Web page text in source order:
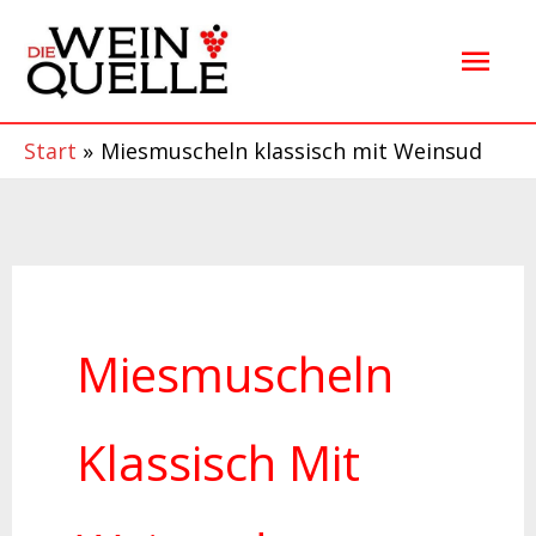
Inhalt
springen
Start Miesmuscheln klassisch mit Weinsud
Miesmuscheln
Klassisch Mit